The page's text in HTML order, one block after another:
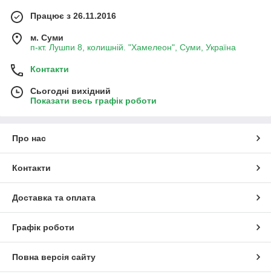
Працює з 26.11.2016
м. Суми
п-кт. Лушпи 8, колишній. "Хамелеон", Суми, Україна
Контакти
Сьогодні вихідний
Показати весь графік роботи
Про нас
Контакти
Доставка та оплата
Графік роботи
Повна версія сайту